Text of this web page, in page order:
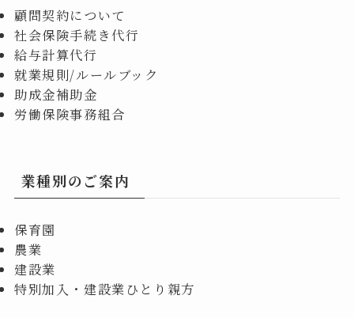
顧問契約について
社会保険手続き代行
給与計算代行
就業規則/ルールブック
助成金補助金
労働保険事務組合
業種別のご案内
保育園
農業
建設業
特別加入・建設業ひとり親方